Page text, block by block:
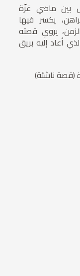
بين ماضي غزّة
يكسر فيها
يروي قصته
أعاد إليه بريق
(قصة ناشئة)